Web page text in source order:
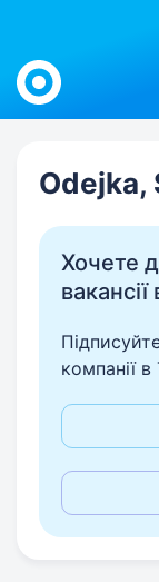
Work.ua
Odejka,
Хочете
вакансії
компанії